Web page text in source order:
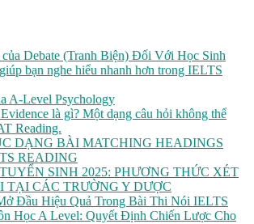
Debate (Tranh Biện) Đối Với Học Sinh
bạn nghe hiểu nhanh hơn trong IELTS
A-Level Psychology
là gì? Một dạng câu hỏi không thể
Reading.
DẠNG BÀI MATCHING HEADINGS
READING
SINH 2025: PHƯƠNG THỨC XÉT
TẠI CÁC TRƯỜNG Y DƯỢC
Đầu Hiệu Quả Trong Bài Thi Nói IELTS
Học A Level: Quyết Định Chiến Lược Cho